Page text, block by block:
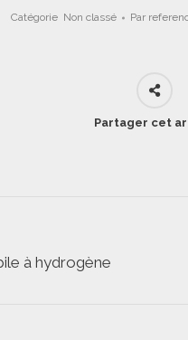
Catégorie Non classé Par
Partager cet
à hydrogène